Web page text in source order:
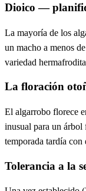
Dioico —
La mayoría de los
un macho a menos
variedad
La floración
El algarrobo florece
inusual para un
temporada tardía con
Tolerancia a la